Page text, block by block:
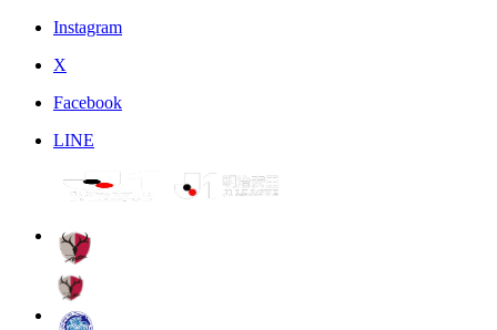
Instagram
X
Facebook
LINE